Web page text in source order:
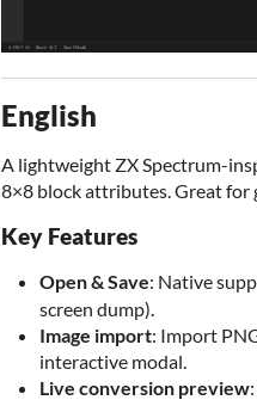
English
A lightweight ZX Spectrum-
8×8 block attributes. Great for
Key Features
Open & Save: Native
screen dump).
Image import: Import
interactive modal.
Live conversion preview